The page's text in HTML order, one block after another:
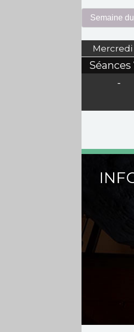
Mercredi
Séances
-